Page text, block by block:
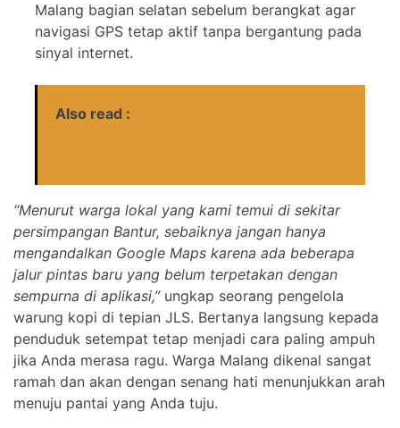
Malang bagian selatan sebelum berangkat agar
navigasi GPS tetap aktif tanpa bergantung pada
sinyal internet.
Also read :
“Menurut warga lokal yang kami temui di sekitar
persimpangan Bantur, sebaiknya jangan hanya
mengandalkan Google Maps karena ada beberapa
jalur pintas baru yang belum terpetakan dengan
sempurna di aplikasi,”ungkap seorang pengelola
warung kopi di tepian JLS. Bertanya langsung kepada
penduduk setempat tetap menjadi cara paling ampuh
jika Anda merasa ragu. Warga Malang dikenal sangat
ramah dan akan dengan senang hati menunjukkan arah
menuju pantai yang Anda tuju.